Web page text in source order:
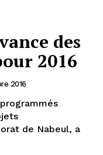
des
2016
2016
de Nabeul, a